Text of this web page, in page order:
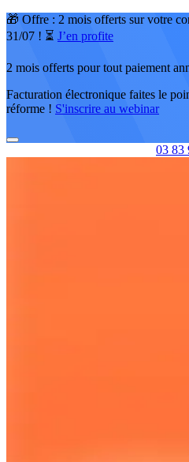
🎁 Offre : 2 mois offerts sur votre
31/07 ! ⏳ J’en profite
2 mois offerts pour tout paiement
Facturation électronique faites le
réforme ! S'inscrire au webinar
03 83